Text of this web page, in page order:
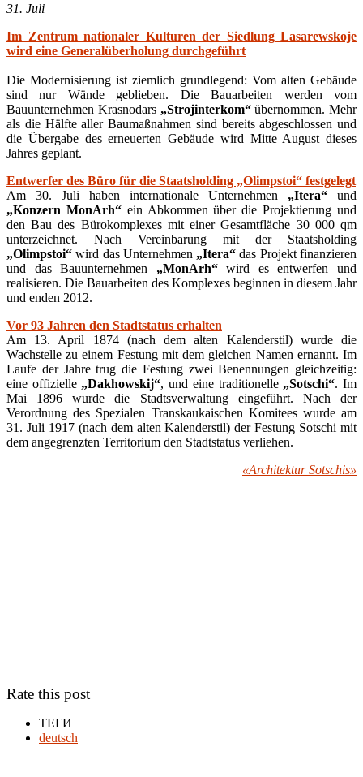
31. Juli
Im Zentrum nationaler Kulturen der Siedlung Lasarewskoje
wird eine Generalüberholung durchgeführt
Die Modernisierung ist ziemlich grundlegend: Vom alten Gebäude
sind nur Wände geblieben. Die Bauarbeiten werden vom
Bauunternehmen Krasnodars „Strojinterkom“übernommen. Mehr
als die Hälfte aller Baumaßnahmen sind bereits abgeschlossen und
die Übergabe des erneuerten Gebäude wird Mitte August dieses
Jahres geplant.
Entwerfer des Büro für die Staatsholding „Olimpstoi“ festgelegt
Am 30. Juli haben internationale Unternehmen „Itera“ und
„Konzern MonArh“ein Abkommen über die Projektierung und
den Bau des Bürokomplexes mit einer Gesamtfläche 30 000 qm
unterzeichnet. Nach Vereinbarung mit der Staatsholding
„Olimpstoi“ wird das Unternehmen „Itera“ das Projekt finanzieren
und das Bauunternehmen „MonArh“wird es entwerfen und
realisieren. Die Bauarbeiten des Komplexes beginnen in diesem Jahr
und enden 2012.
Vor 93 Jahren den Stadtstatus erhalten
Am 13. April 1874 (nach dem alten Kalenderstil) wurde die
Wachstelle zu einem Festung mit dem gleichen Namen ernannt. Im
Laufe der Jahre trug die Festung zwei Benennungen gleichzeitig:
eine offizielle „Dakhowskij“, und eine traditionelle „Sotschi“. Im
Mai 1896 wurde die Stadtsverwaltung eingeführt. Nach der
Verordnung des Spezialen Transkaukaischen Komitees wurde am
31. Juli 1917 (nach dem alten Kalenderstil) der Festung Sotschi mit
dem angegrenzten Territorium den Stadtstatus verliehen.
«Architektur Sotschis»
Rate this post
ТЕГИ
deutsch